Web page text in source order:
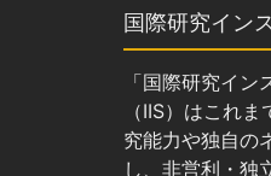
国際研究イン
「国際研究イン
（IIS）はこれ
究能力や独自の
し、非営利・独